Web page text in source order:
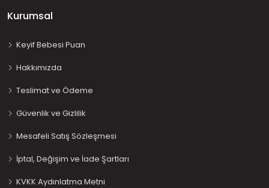
Kurumsal
Keyif Bebesi Puan
Hakkımızda
Teslimat ve Ödeme
Güvenlik ve Gizlilik
Mesafeli Satış Sözleşmesi
İptal, Değişim ve İade Şartları
KVKK Aydınlatma Metni